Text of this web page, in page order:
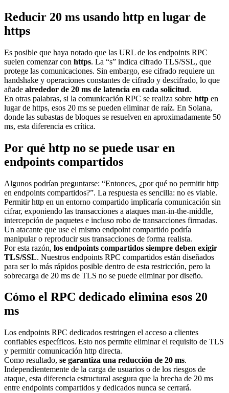
Reducir 20 ms usando http en lugar de
https
Es posible que haya notado que las URL de los endpoints RPC
suelen comenzar con https. La “s” indica cifrado TLS/SSL, que
protege las comunicaciones. Sin embargo, ese cifrado requiere un
handshake y operaciones constantes de cifrado y descifrado, lo que
añade alrededor de 20 ms de latencia en cada solicitud.
En otras palabras, si la comunicación RPC se realiza sobre http en
lugar de https, esos 20 ms se pueden eliminar de raíz. En Solana,
donde las subastas de bloques se resuelven en aproximadamente 50
ms, esta diferencia es crítica.
Por qué http no se puede usar en
endpoints compartidos
Algunos podrían preguntarse: “Entonces, ¿por qué no permitir http
en endpoints compartidos?”. La respuesta es sencilla: no es viable.
Permitir http en un entorno compartido implicaría comunicación sin
cifrar, exponiendo las transacciones a ataques man-in-the-middle,
intercepción de paquetes e incluso robo de transacciones firmadas.
Un atacante que use el mismo endpoint compartido podría
manipular o reproducir sus transacciones de forma realista.
Por esta razón, los endpoints compartidos siempre deben exigir
TLS/SSL. Nuestros endpoints RPC compartidos están diseñados
para ser lo más rápidos posible dentro de esta restricción, pero la
sobrecarga de 20 ms de TLS no se puede eliminar por diseño.
Cómo el RPC dedicado elimina esos 20
ms
Los endpoints RPC dedicados restringen el acceso a clientes
confiables específicos. Esto nos permite eliminar el requisito de TLS
y permitir comunicación http directa.
Como resultado, se garantiza una reducción de 20 ms.
Independientemente de la carga de usuarios o de los riesgos de
ataque, esta diferencia estructural asegura que la brecha de 20 ms
entre endpoints compartidos y dedicados nunca se cerrará.